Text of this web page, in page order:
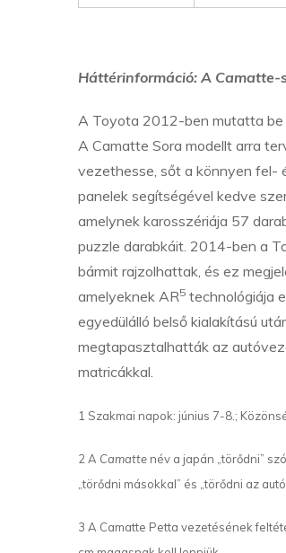
Háttérinformáció: A
A Toyota 2012-ben mutatta be
A Camatte Sora modellt arra
vezethesse, sőt a könnyen fel-
panelek segítségével kedve
amelynek karosszériája 57
puzzle darabkáit. 2014-ben a
bármit rajzolhattak, és ez
amelyeknek AR5 technológiája
egyedülálló belső kialakítású
megtapasztalhatták az
matricákkal.
1 Szakmai napok: június 7-8.;
2 A Camattenév a japán „törődni”
„törődni másokkal” és „törődni az
3 A Camatte Petta vezetésének